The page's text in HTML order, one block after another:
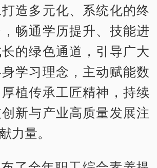
造多元化、系统化的终
畅通学历提升、技能进
的绿色通道，引导广大
学习理念，主动赋能数
植传承工匠精神，持续
新与产业高质量发展注
力量。